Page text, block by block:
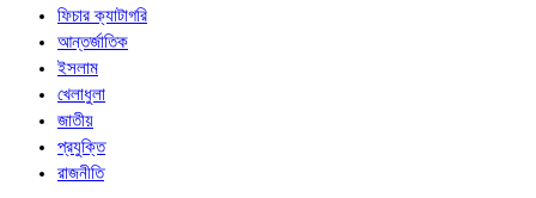
ফিচার ক্যাটাগরি
আন্তর্জাতিক
ইসলাম
খেলাধুলা
জাতীয়
প্রযুক্তি
রাজনীতি